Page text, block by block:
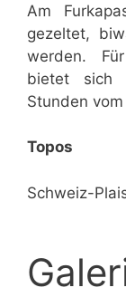
Am
gezeltet,
werden.
bietet sich
Stunden
Topos
Schweiz-